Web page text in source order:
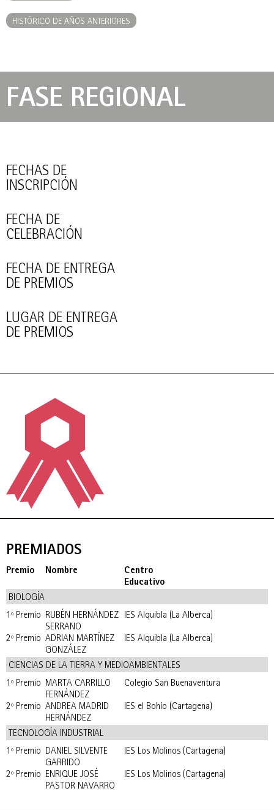
HISTÓRICO DE AÑOS ANTERIORES
FASE REGIONAL
FECHAS DE
INSCRIPCIÓN
FECHA DE
CELEBRACIÓN
FECHA DE ENTREGA
DE PREMIOS
LUGAR DE ENTREGA
DE PREMIOS
PREMIADOS
Premio Nombre
Centro
Educativo
BIOLOGÍA
1º Premio RUBÉN HERNÁNDEZ
SERRANO
IES Alquibla (La Alberca)
2º Premio ADRIAN MARTÍNEZ
GONZÁLEZ
IES Alquibla (La Alberca)
CIENCIAS DE LA TIERRA Y MEDIOAMBIENTALES
1º Premio MARTA CARRILLO
FERNÁNDEZ
Colegio San Buenaventura
2º Premio ANDREA MADRID
HERNÁNDEZ
IES el Bohío (Cartagena)
TECNOLOGÍA INDUSTRIAL
1º Premio DANIEL SILVENTE
GARRIDO
IES Los Molinos (Cartagena)
2º Premio ENRIQUE JOSÉ
PASTOR NAVARRO
IES Los Molinos (Cartagena)